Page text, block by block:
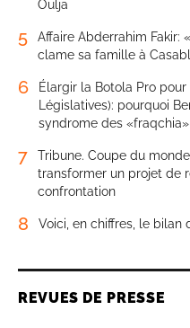
Oulja
5
Affaire Abderrahim Fakir:
clame sa famille à
6
Élargir la Botola Pro
Législatives): pourquoi
syndrome des «fraqchia»
7
Tribune. Coupe du
transformer un projet de
confrontation
8 Voici, en chiffres, le bilan
REVUES DE PRESSE